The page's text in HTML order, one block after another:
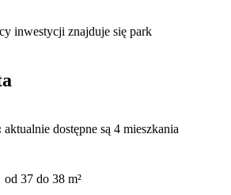
inwestycji znajduje się park
aktualnie dostępne są 4 mieszkania
od 37 do 38 m²